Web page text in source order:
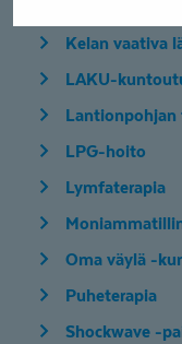
Kelan vaativa
LAKU-
Lantionpohjan
LPG-hoito
Lymfaterapia
Oma väylä -
Puheterapia
Shockwave -